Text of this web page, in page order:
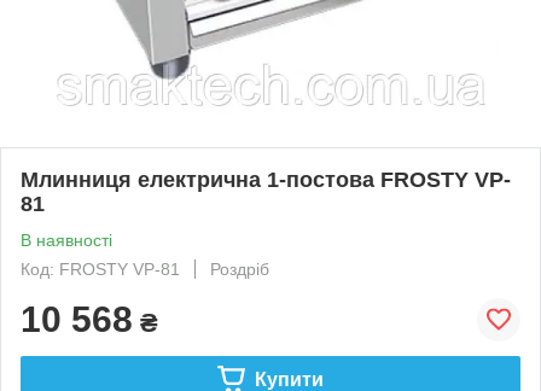
Млинниця електрична 1-постова FROSTY VP-
81
В наявності
Код: FROSTY VP-81
Роздріб
10 568 ₴
Купити